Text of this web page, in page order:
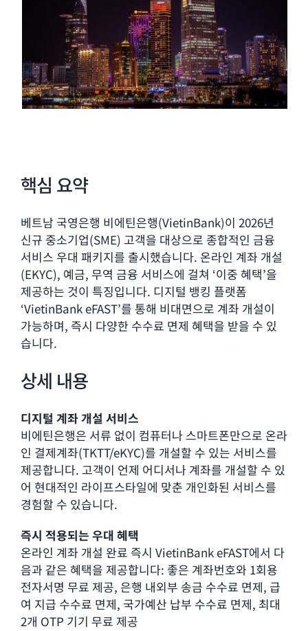
핵심 요약
베트남 국영은행 비에틴은행(VietinBank)이 2026년
신규 중소기업(SME) 고객을 대상으로 종합적인 금융
서비스 우대 패키지를 출시했습니다. 온라인 계좌 개설
(EKYC), 예금, 무역 금융 서비스에 걸쳐 ‘이중 혜택’을
제공하는 것이 특징입니다. 디지털 뱅킹 플랫폼
‘VietinBank eFAST’를 통해 비대면으로 계좌 개설이
가능하며, 즉시 다양한 수수료 면제 혜택을 받을 수 있
습니다.
상세 내용
디지털 계좌 개설 서비스
비에틴은행은 서류 없이 컴퓨터나 스마트폰만으로 온라
인 결제계좌(TKTT/eKYC)를 개설할 수 있는 서비스를
제공합니다. 고객이 언제 어디서나 계좌를 개설할 수 있
어 현대적인 라이프스타일에 맞춘 개인화된 서비스를
경험할 수 있습니다.
즉시 적용되는 우대 혜택
온라인 계좌 개설 완료 즉시 VietinBank eFAST에서 다
음과 같은 혜택을 제공합니다: 좋은 계좌번호와 1회용
전자서명 무료 제공, 은행 내외부 송금 수수료 면제, 급
여 지급 수수료 면제, 국가예산 납부 수수료 면제, 최대
2개 OTP 기기 무료 제공